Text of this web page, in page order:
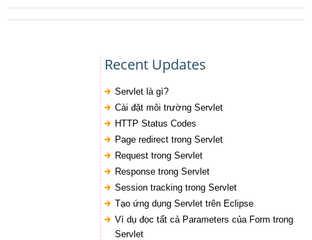
Recent Updates
Servlet là gì?
Cài đặt môi trường Servlet
HTTP Status Codes
Page redirect trong Servlet
Request trong Servlet
Response trong Servlet
Session tracking trong Servlet
Tạo ứng dụng Servlet trên Eclipse
Ví dụ đọc tất cả Parameters của Form trong
Servlet